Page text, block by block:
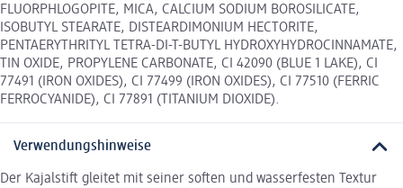
FLUORPHLOGOPITE, MICA, CALCIUM SODIUM BOROSILICATE,
ISOBUTYL STEARATE, DISTEARDIMONIUM HECTORITE,
PENTAERYTHRITYL TETRA-DI-T-BUTYL HYDROXYHYDROCINNAMATE,
TIN OXIDE, PROPYLENE CARBONATE, CI 42090 (BLUE 1 LAKE), CI
77491 (IRON OXIDES), CI 77499 (IRON OXIDES), CI 77510 (FERRIC
FERROCYANIDE), CI 77891 (TITANIUM DIOXIDE).
Verwendungshinweise
Der Kajalstift gleitet mit seiner soften und wasserfesten Textur